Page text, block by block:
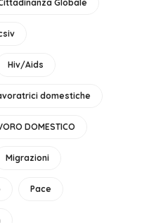
Globale
Hiv/Aids
domestiche
DOMESTICO
Migrazioni
Pace